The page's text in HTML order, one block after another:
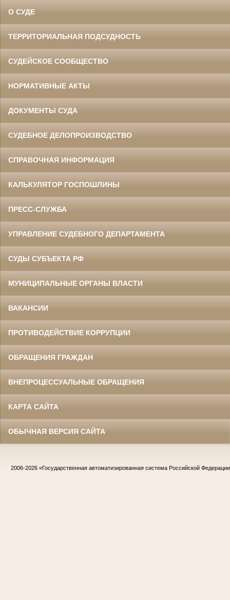
О СУДЕ
ТЕРРИТОРИАЛЬНАЯ ПОДСУДНОСТЬ
СУДЕЙСКОЕ СООБЩЕСТВО
НОРМАТИВНЫЕ АКТЫ
ДОКУМЕНТЫ СУДА
СУДЕБНОЕ ДЕЛОПРОИЗВОДСТВО
СПРАВОЧНАЯ ИНФОРМАЦИЯ
КАЛЬКУЛЯТОР ГОСПОШЛИНЫ
ПРЕСС-СЛУЖБА
УПРАВЛЕНИЕ СУДЕБНОГО ДЕПАРТАМЕНТА
СУДЫ СУБЪЕКТА РФ
МУНИЦИПАЛЬНЫЕ ОРГАНЫ ВЛАСТИ
ВАКАНСИИ
ПРОТИВОДЕЙСТВИЕ КОРРУПЦИИ
ОБРАЩЕНИЯ ГРАЖДАН
ВНЕПРОЦЕССУАЛЬНЫЕ ОБРАЩЕНИЯ
КАРТА САЙТА
ОБЫЧНАЯ ВЕРСИЯ САЙТА
2006-2026 «Государственная автоматизированная система Российской